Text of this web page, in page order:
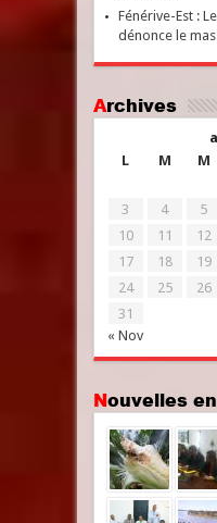
Fénérive-Est :
dénonce le
Archives
L
M M
« Nov
3
4 5
10
11 12
17
18 19
24
25 26
31
Nouvelles